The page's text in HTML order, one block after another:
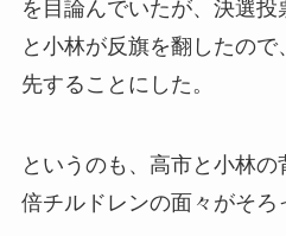
を目論んでいたが、決選
と小林が反旗を翻したの
先することにした。
というのも、高市と小林
倍チルドレンの面々がそろ